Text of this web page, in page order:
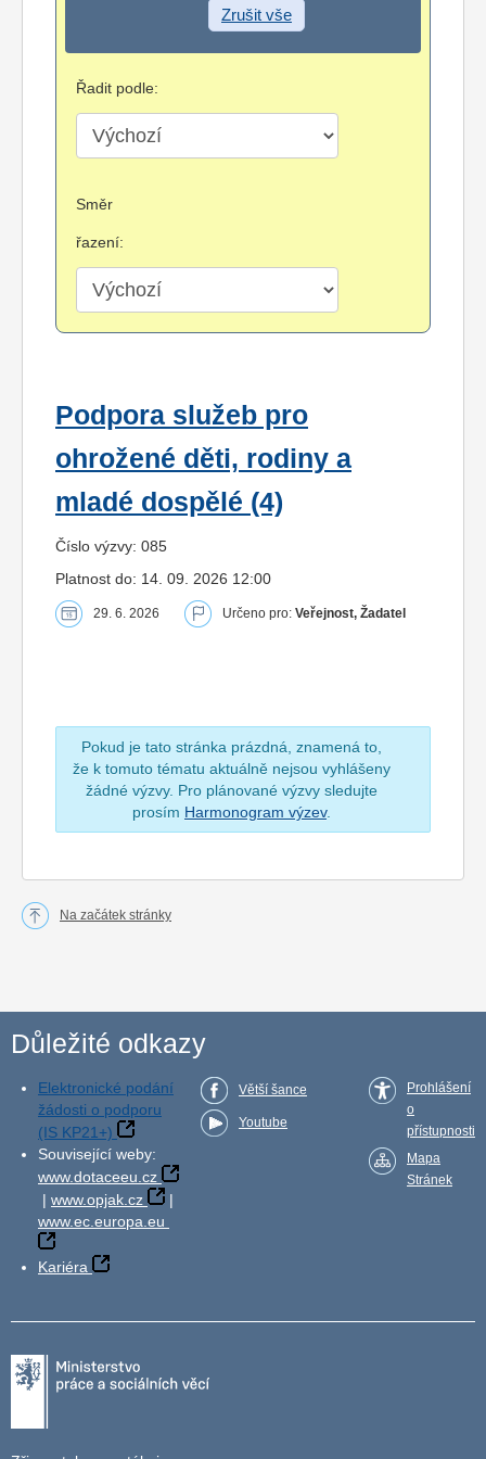
Zrušit vše
Řadit podle:
Směr
řazení:
Podpora služeb pro
ohrožené děti, rodiny a
mladé dospělé (4)
Číslo výzvy: 085
Platnost do: 14. 09. 2026 12:00
29. 6. 2026 Určeno pro: Veřejnost, Žadatel
Pokud je tato stránka prázdná, znamená to,
že k tomuto tématu aktuálně nejsou vyhlášeny
žádné výzvy. Pro plánované výzvy sledujte
prosím Harmonogram výzev.
Na začátek stránky
Důležité odkazy
Elektronické podání
žádosti o podporu
(IS KP21+)
Související weby:
www.dotaceeu.cz
| www.opjak.cz
|
www.ec.europa.eu
Kariéra
Větší šance
Youtube
Prohlášení
o
přístupnosti
Mapa
Stránek